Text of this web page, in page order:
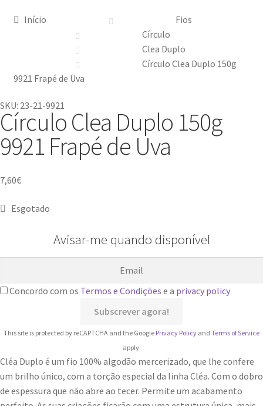
Início
Fios
Círculo
Clea Duplo
Círculo Clea Duplo 150g
9921 Frapé de Uva
SKU: 23-21-9921
Círculo Clea Duplo 150g
9921 Frapé de Uva
7,60€
Esgotado
Avisar-me quando disponível
Concordo com os Termos e Condições e a privacy policy
This site is protected by reCAPTCHA and the Google Privacy Policy and Terms of Service
apply.
Cléa Duplo é um fio 100% algodão mercerizado, que lhe confere
um brilho único, com a torção especial da linha Cléa. Com o dobro
de espessura que não abre ao tecer. Permite um acabamento